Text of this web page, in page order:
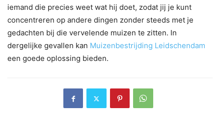
iemand die precies weet wat hij doet, zodat jij je kunt
concentreren op andere dingen zonder steeds met je
gedachten bij die vervelende muizen te zitten. In
dergelijke gevallen kan Muizenbestrijding Leidschendam
een goede oplossing bieden.